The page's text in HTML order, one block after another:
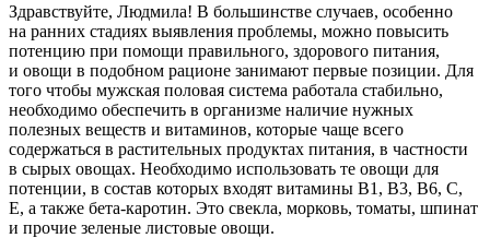
Здравствуйте, Людмила! В большинстве случаев, особенно
на ранних стадиях выявления проблемы, можно повысить
потенцию при помощи правильного, здорового питания,
и овощи в подобном рационе занимают первые позиции. Для
того чтобы мужская половая система работала стабильно,
необходимо обеспечить в организме наличие нужных
полезных веществ и витаминов, которые чаще всего
содержаться в растительных продуктах питания, в частности
в сырых овощах. Необходимо использовать те овощи для
потенции, в состав которых входят витамины В1, В3, В6, С,
Е, а также бета-каротин. Это свекла, морковь, томаты, шпинат
и прочие зеленые листовые овощи.